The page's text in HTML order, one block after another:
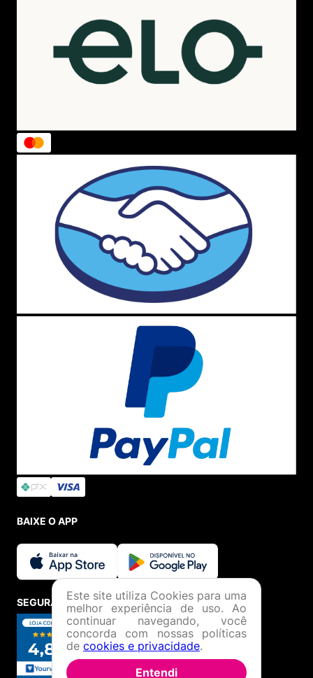
BAIXE O APP
SEGURANÇA E CREDIBILIDADE
Este site utiliza Cookies para uma
melhor experiência de uso. Ao
continuar navegando, você
concorda com nossas políticas
de cookies e privacidade.
Entendi